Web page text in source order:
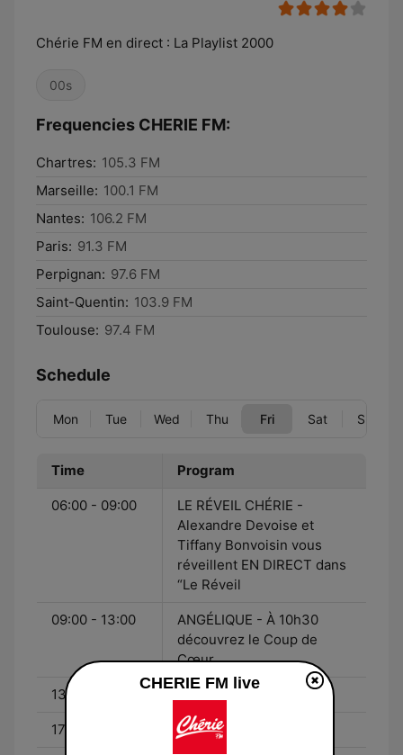
Chérie FM en direct : La Playlist 2000
00s
Frequencies CHERIE FM:
Chartres: 105.3 FM
Marseille: 100.1 FM
Nantes: 106.2 FM
Paris: 91.3 FM
Perpignan: 97.6 FM
Saint-Quentin: 103.9 FM
Toulouse: 97.4 FM
Schedule
Mon Tue Wed Thu Fri Sat Sun
Time Program
06:00 - 09:00
LE RÉVEIL CHÉRIE -
Alexandre Devoise et
Tiffany Bonvoisin vous
réveillent EN DIRECT dans
“Le Réveil
09:00 - 13:00
ANGÉLIQUE - À 10h30
découvrez le Coup de
Cœur
13:00 - 17:00 MARION - sur Chérie FM
17:00 - 20:00 Didier Bonicel
CHERIE FM live